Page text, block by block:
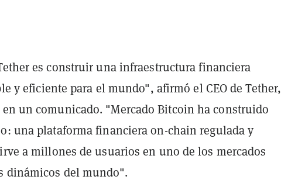
es construir una infraestructura financiera
y eficiente para el mundo", afirmó el CEO de Tether,
un comunicado. "Mercado Bitcoin ha construido
una plataforma financiera on-chain regulada y
a millones de usuarios en uno de los mercados
dinámicos del mundo".